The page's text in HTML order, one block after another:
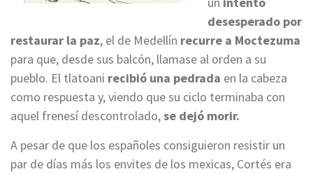
desesperado por
restaurar la paz, el de Medellín recurre a Moctezuma
para que, desde sus balcón, llamase al orden a su
pueblo. El tlatoani recibió una pedrada en la cabeza
como respuesta y, viendo que su ciclo terminaba con
aquel frenesí descontrolado,se dejó morir.
A pesar de que los españoles consiguieron resistir un
par de días más los envites de los mexicas, Cortés era